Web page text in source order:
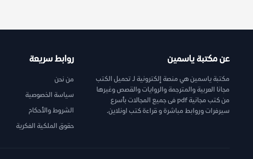
عن مكتبة ياسمين
مكتبة ياسمين هي منصة إلكترونية لـ تحميل الكتب
مجانا العربية والمترجمة والروايات والقصص وغيرها
من كتب مجانية pdf فى جميع المجالات بأسرع
سيرفرات وروابط مباشرة و قراءة كتب اونلاين.
روابط سريعة
من نحن
سياسة الخصوصية
الشروط والأحكام
حقوق الملكية الفكرية